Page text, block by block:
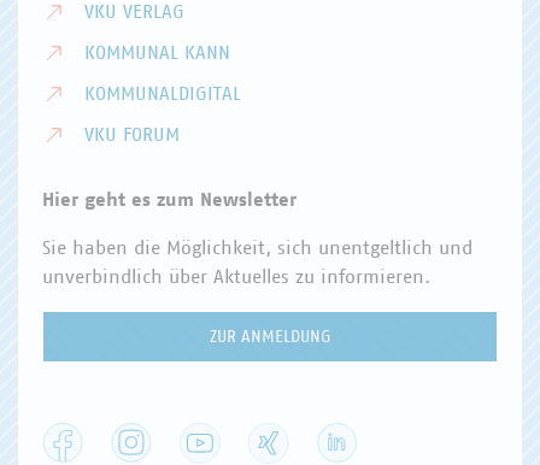
VKU VERLAG
KOMMUNAL KANN
KOMMUNALDIGITAL
VKU FORUM
Hier geht es zum Newsletter
Sie haben die Möglichkeit, sich unentgeltlich und
unverbindlich über Aktuelles zu informieren.
ZUR ANMELDUNG
Facebook Instagram YouTube